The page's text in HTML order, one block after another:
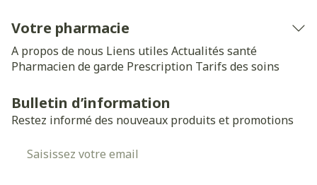
Votre pharmacie
A propos de nous Liens utiles Actualités santé
Pharmacien de garde Prescription Tarifs des soins
Bulletin d’information
Restez informé des nouveaux produits et promotions